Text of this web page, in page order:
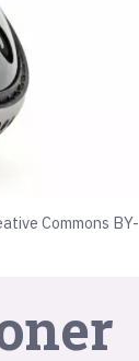
Commons BY-